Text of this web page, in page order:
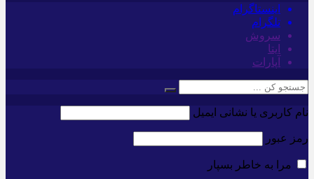
اینستاگرام
تلگرام
سروش
ایتا
آپارات
نام کاربری یا نشانی ایمیل
رمز عبور
مرا به خاطر بسپار